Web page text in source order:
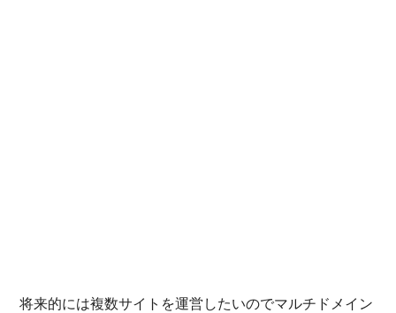
将来的には複数サイトを運営したいのでマルチドメイン